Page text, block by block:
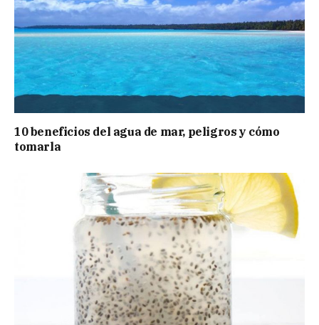
10 beneficios del agua de mar, peligros y cómo
tomarla